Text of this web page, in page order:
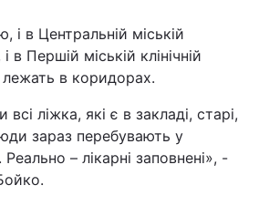
і в Центральній міській
і в Першій міській клінічній
лежать в коридорах.
всі ліжка, які є в закладі, старі,
зараз перебувають у
– лікарні заповнені», -